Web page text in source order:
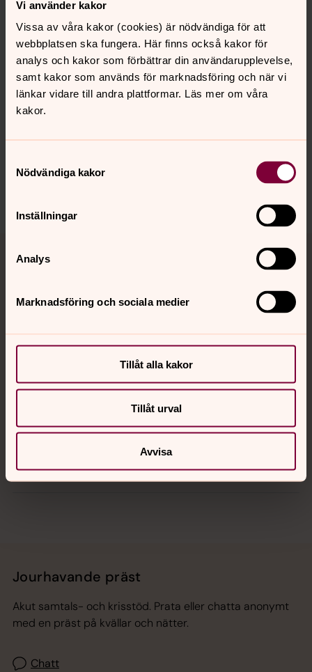
Vi använder kakor
Vissa av våra kakor (cookies) är nödvändiga för att
webbplatsen ska fungera. Här finns också kakor för
analys och kakor som förbättrar din användarupplevelse,
samt kakor som används för marknadsföring och när vi
länkar vidare till andra plattformar. Läs mer om våra
kakor.
Nödvändiga kakor
Inställningar
Analys
Marknadsföring och sociala medier
Tillåt alla kakor
Tillåt urval
Avvisa
Kyrkornas öppettider
Här hittar du öppettider för kyrkorna i Götene, Husaby,
Kinnekulle och Källby församlingar. Vägbeskrivning, bilder
och ytterligare information om kyrkorna finns i appen
Kyrkguiden.
Dela
Kontakt
Sociala kanaler
Jourhavande präst
Akut samtals- och krisstöd. Prata eller chatta anonymt
med en präst på kvällar och nätter.
Chatt